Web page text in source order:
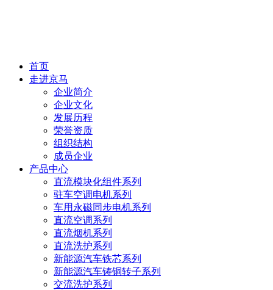
首页
走进京马
企业简介
企业文化
发展历程
荣誉资质
组织结构
成员企业
产品中心
直流模块化组件系列
驻车空调电机系列
车用永磁同步电机系列
直流空调系列
直流烟机系列
直流洗护系列
新能源汽车铁芯系列
新能源汽车铸铜转子系列
交流洗护系列